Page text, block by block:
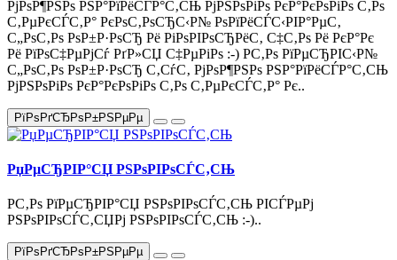
РјРѕР¶РЅРѕ РЅР°РїРёСЃР°С‚СЊ РјРЅРѕРіРѕ РєР°РєРѕРіРѕ С‚Рѕ
С‚РµРєСЃС‚Р° РєРѕС‚РѕСЂС‹Р№ РѕРїРёСЃС‹РІР°РµС‚
С„РѕС‚Рѕ РѕР±Р·РѕСЂ Рё РіРѕРІРѕСЂРёС‚ С‡С‚Рѕ Рё РєР°Рє
Рё РїРѕС‡РµРјСѓ РґР»СЏ С‡РµРіРѕ :-) Р­С‚Рѕ РїРµСЂРІС‹Р№
С„РѕС‚Рѕ РѕР±Р·РѕСЂ С‚СѓС‚ РјРѕР¶РЅРѕ РЅР°РїРёСЃР°С‚СЊ
РјРЅРѕРіРѕ РєР°РєРѕРіРѕ С‚Рѕ С‚РµРєСЃС‚Р° Рє..
РїРѕРґСЂРѕР±РЅРµРµ
РџРµСЂРІР°СЏ РЅРѕРІРѕСЃС‚СЊ
Р­С‚Рѕ РїРµСЂРІР°СЏ РЅРѕРІРѕСЃС‚СЊ РІСЃРµРј
РЅРѕРІРѕСЃС‚СЏРј РЅРѕРІРѕСЃС‚СЊ :-)..
РїРѕРґСЂРѕР±РЅРµРµ